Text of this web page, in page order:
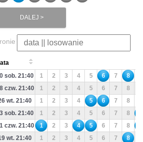
DALEJ >
sob. 21:40 1 2 3 4 5 6 7 8
czw. 21:40 1 2 3 4 5 6 7 8
wt. 21:40 1 2 3 4 5 6 7 8
sob. 21:40 1 2 3 4 5 6 7 8
czw. 21:40 1 2 3 4 5 6 7 8
wt. 21:40 1 2 3 4 5 6 7 8